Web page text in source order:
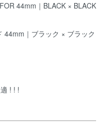
44mm｜BLACK × BLACK
44mm｜ブラック × ブラック
! ! !